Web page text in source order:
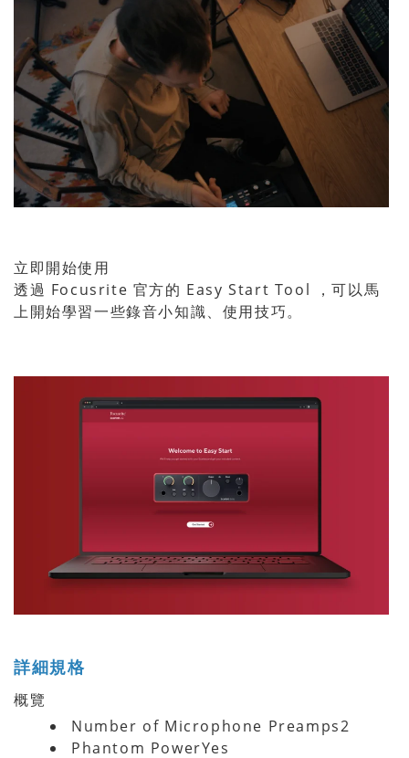
立即開始使用
透過 Focusrite 官方的 Easy Start Tool ，可以馬
上開始學習一些錄音小知識、使用技巧。
詳細規格
概覽
Number of Microphone Preamps2
Phantom PowerYes